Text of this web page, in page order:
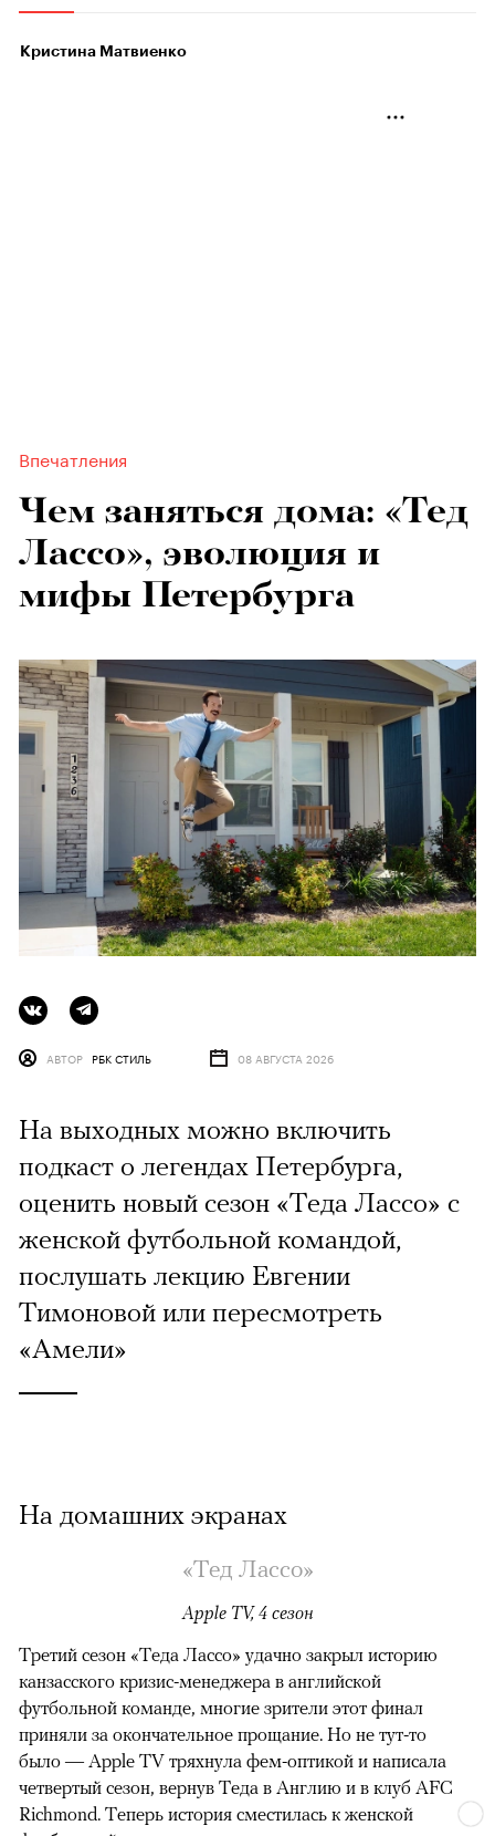
Кристина Матвиенко
Впечатления
Чем заняться дома: «Тед
Лассо», эволюция и
мифы Петербурга
АВТОР РБК СТИЛЬ 08 АВГУСТА 2026
На выходных можно включить
подкаст о легендах Петербурга,
оценить новый сезон «Теда Лассо» с
женской футбольной командой,
послушать лекцию Евгении
Тимоновой или пересмотреть
«Амели»
На домашних экранах
«Тед Лассо»
Apple TV, 4 сезон
Третий сезон «Теда Лассо» удачно закрыл историю
канзасского кризис-менеджера в английской
футбольной команде, многие зрители этот финал
приняли за окончательное прощание. Но не тут-то
было — Apple TV тряхнула фем-оптикой и написала
четвертый сезон, вернув Теда в Англию и в клуб AFC
Richmond. Теперь история сместилась к женской